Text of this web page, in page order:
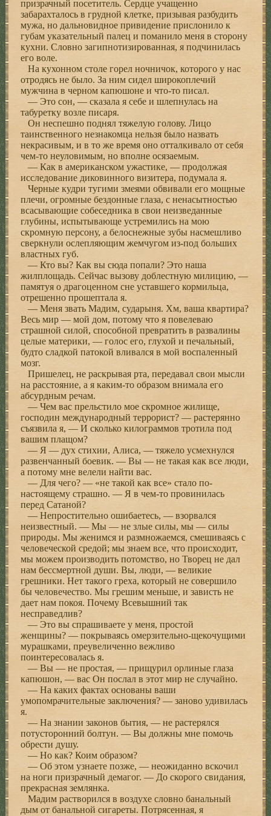
призрачный посетитель. Сердце учащенно
забарахталось в грудной клетке, призывая разбудить
мужа, но дальновидное привидение прислонило к
губам указательный палец и поманило меня в сторону
кухни. Словно загипнотизированная, я подчинилась
его воле.
На кухонном столе горел ночничок, которого у нас
отродясь не было. За ним сидел широкоплечий
мужчина в черном капюшоне и что-то писал.
— Это сон, — сказала я себе и шлепнулась на
табуретку возле писаря.
Он неспешно поднял тяжелую голову. Лицо
таинственного незнакомца нельзя было назвать
некрасивым, и в то же время оно отталкивало от себя
чем-то неуловимым, но вполне осязаемым.
— Как в американском ужастике, — продолжая
исследование диковинного визитера, подумала я.
Черные кудри тугими змеями обвивали его мощные
плечи, огромные бездонные глаза, с ненасытностью
всасывающие собеседника в свои неизведанные
глубины, испытывающе устремились на мою
скромную персону, а белоснежные зубы насмешливо
сверкнули ослепляющим жемчугом из-под больших
властных губ.
— Кто вы? Как вы сюда попали? Это наша
жилплощадь. Сейчас вызову доблестную милицию, —
памятуя о драгоценном сне уставшего кормильца,
отрешенно прошептала я.
— Меня звать Мадим, сударыня. Хм, ваша квартира?
Весь мир — мой дом, потому что я повелеваю
страшной силой, способной превратить в развалины
целые материки, — голос его, глухой и печальный,
будто сладкой патокой вливался в мой воспаленный
мозг.
Пришелец, не раскрывая рта, передавал свои мысли
на расстояние, а я каким-то образом внимала его
абсурдным речам.
— Чем вас прельстило мое скромное жилище,
господин международный террорист? — растерянно
съязвила я, — И сколько килограммов тротила под
вашим плащом?
— Я — дух стихии, Алиса, — тяжело усмехнулся
развенчанный боевик. — Вы — не такая как все люди,
а потому мне велели найти вас.
— Для чего? — «не такой как все» стало по-
настоящему страшно. — Я в чем-то провинилась
перед Сатаной?
— Непростительно ошибаетесь, — взорвался
неизвестный. — Мы — не злые силы, мы — силы
природы. Мы женимся и размножаемся, смешиваясь с
человеческой средой; мы знаем все, что происходит,
мы можем производить потомство, но Творец не дал
нам бессмертной души. Вы, люди, — великие
грешники. Нет такого греха, который не совершило
бы человечество. Мы грешим меньше, и зависть не
дает нам покоя. Почему Всевышний так
несправедлив?
— Это вы спрашиваете у меня, простой
женщины? — покрываясь омерзительно-щекочущими
мурашками, преувеличенно вежливо
поинтересовалась я.
— Вы — не простая, — прищурил орлиные глаза
капюшон, — вас Он послал в этот мир не случайно.
— На каких фактах основаны ваши
умопомрачительные заключения? — заново удивилась
я.
— На знании законов бытия, — не растерялся
потусторонний болтун. — Вы должны мне помочь
обрести душу.
— Но как? Коим образом?
— Об этом узнаете позже, — неожиданно вскочил
на ноги призрачный демагог. — До скорого свидания,
прекрасная землянка.
Мадим растворился в воздухе словно банальный
дым от банальной сигареты. Потрясенная, я